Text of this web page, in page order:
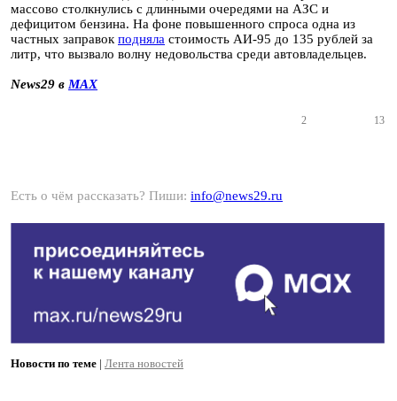
массово столкнулись с длинными очередями на АЗС и
дефицитом бензина. На фоне повышенного спроса одна из
частных заправок подняла стоимость АИ-95 до 135 рублей за
литр, что вызвало волну недовольства среди автовладельцев.
News29 в MAX
2 13
Есть о чём рассказать? Пиши: info@news29.ru
Новости по теме | Лента новостей